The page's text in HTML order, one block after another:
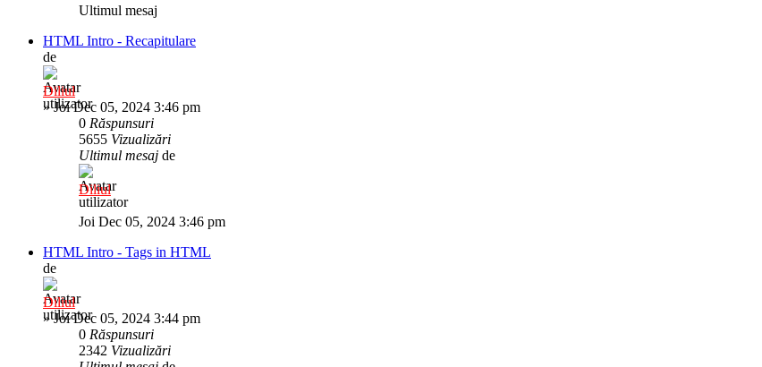
Ultimul mesaj
HTML Intro - Recapitulare
de
Diliul
»Joi Dec 05, 2024 3:46 pm
0 Răspunsuri
5655 Vizualizări
Ultimul mesaj de
Diliul
Joi Dec 05, 2024 3:46 pm
HTML Intro - Tags in HTML
de
Diliul
»Joi Dec 05, 2024 3:44 pm
0 Răspunsuri
2342 Vizualizări